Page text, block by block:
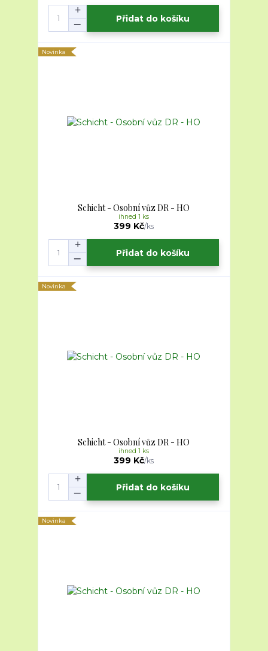
Přidat do košíku
Novinka
Schicht - Osobní vůz DR - HO
399 Kč/ks
ihned 1 ks
Přidat do košíku
Novinka
Schicht - Osobní vůz DR - HO
399 Kč/ks
ihned 1 ks
Přidat do košíku
Novinka